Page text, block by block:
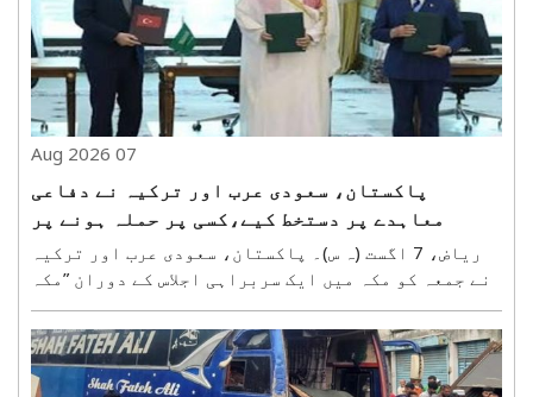
07 Aug 2026
پاکستان، سعودی عرب اور ترکیہ نے دفاعی
معاہدے پر دستخط کیے،کسی پر حملہ ہونے پر
تینوں مل کر جواب دیں گے
ریاض، 7 اگست (ہ س)۔ پاکستان، سعودی عرب اور ترکیہ
نے جمعہ کو مکہ میں ایک سربراہی اجلاس کے دوران ”مکہ
مشترکہ دفاعی معاہدے“ پر دستخط کئے۔ معاہدے کا
مقصد تینوں ممالک کے درمیان کسی بھی ممکنہ جارحیت
کے خلاف اجتماعی سلامتی، دفاعی تعاون اور جواب دینے
کی ..